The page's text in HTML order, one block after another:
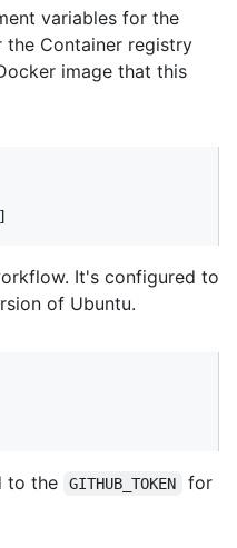
variables for the
the Container registry
image that this
]
It's configured to
of Ubuntu.
to the GITHUB_TOKEN
for